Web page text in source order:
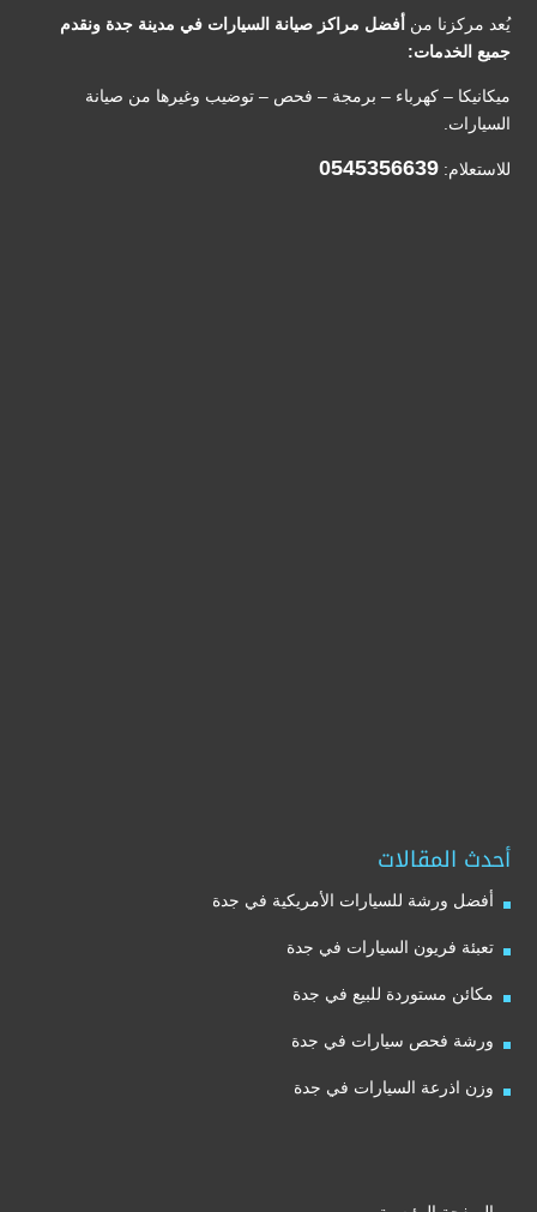
يُعد مركزنا من أفضل مراكز صيانة السيارات في مدينة جدة ونقدم
جميع الخدمات:
ميكانيكا – كهرباء – برمجة – فحص – توضيب وغيرها من صيانة
السيارات.
للاستعلام: 0545356639
أحدث المقالات
أفضل ورشة للسيارات الأمريكية في جدة
تعبئة فريون السيارات في جدة
مكائن مستوردة للبيع في جدة
ورشة فحص سيارات في جدة
وزن اذرعة السيارات في جدة